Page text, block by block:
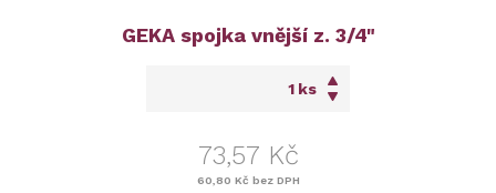
GEKA spojka vnější z. 3/4"
ks
73,57 Kč
60,80 Kč bez DPH